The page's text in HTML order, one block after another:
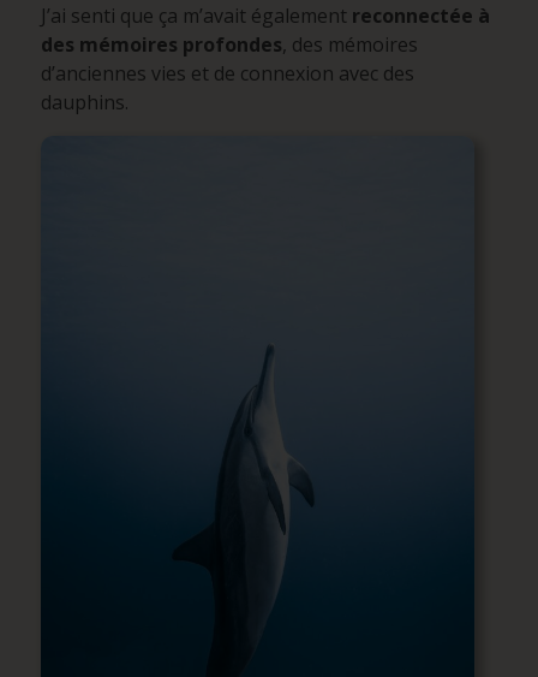
J’ai senti que ça m’avait également reconnectée à
des mémoires profondes, des mémoires
d’anciennes vies et de connexion avec des
dauphins.